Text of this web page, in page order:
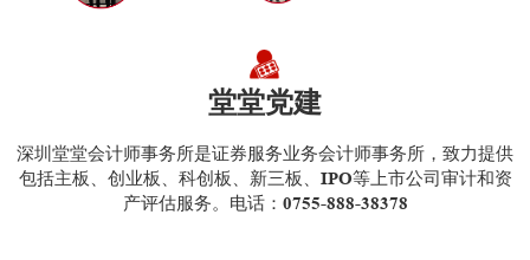
堂堂党建
深圳堂堂会计师事务所是证券服务业务会计师事务所，致力提供
包括主板、创业板、科创板、新三板、IPO等上市公司审计和资
产评估服务。电话：0755-888-38378